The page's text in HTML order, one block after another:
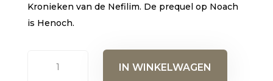
Kronieken van de Nefilim. De prequel op Noach
is Henoch.
IN WINKELWAGEN